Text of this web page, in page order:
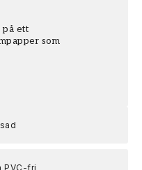
på ett
som
PVC-fri